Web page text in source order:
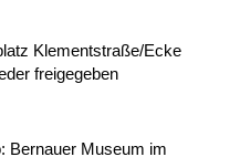
Klementstraße/Ecke
freigegeben
Bernauer Museum im